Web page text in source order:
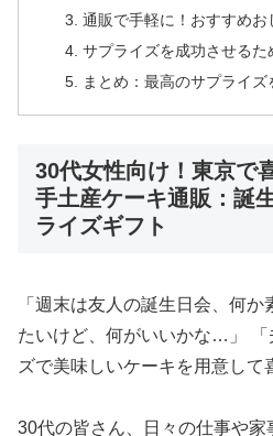
通販で手軽に！おすすめお
サプライズを成功させる
まとめ：最高のサプライズ
30代女性向け！東京で
手土産ケーキ通販：誕
ライズギフト
「週末は友人の誕生日会、何
たいけど、何がいいかな…」 「
ズで美味しいケーキを用意して
30代の皆さん、日々の仕事や家